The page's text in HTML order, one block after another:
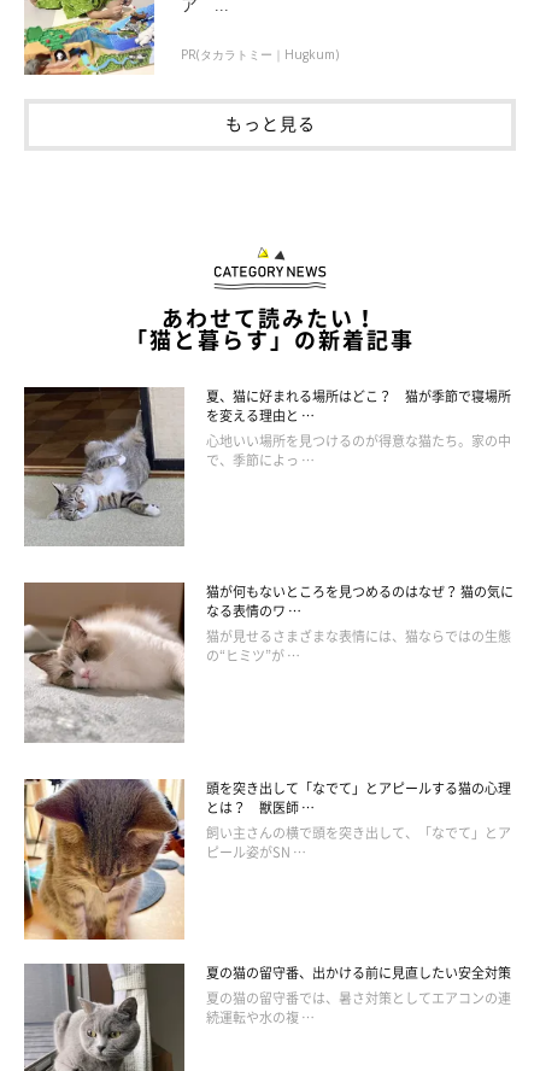
猫のおヒゲの感知機能は抜群！でも、好奇心に勝てない
猫のヒゲには、障害物を感知する機能があります。ヒゲは、鼻元
るか”確認することができます。しかし、実際のところは、ヒゲ
が当たって入れないと感知していても、好奇心が勝ってしまい、
無理をして突き進んでしまうのだとか。
猫のお腹のタプタプは、ほとんど“お飾り”かもしれない
「ルーズスキン」とも呼ばれる、タプタプした猫のお腹のお肉。
猫が歩くたびに揺れ、とても愛らしいですよね。この部位の正体
めのものともいわれますが、個体によってルーズ具合もまちまち
であり、本当に意味がある部位かどうか、実際のところは怪しい
のだそうです。
PR(タカラトミー｜Hugkum)
もっと見る
あわせて読みたい！
「猫と暮らす」の新着記事
夏、猫に好まれる場所はどこ？ 猫が季節で寝場所
を変える理由と …
心地いい場所を見つけるのが得意な猫たち。家の中
で、季節によっ …
猫が何もないところを見つめるのはなぜ？ 猫の気に
なる表情のワ …
猫が見せるさまざまな表情には、猫ならではの生態
の“ヒミツ”が …
頭を突き出して「なでて」とアピールする猫の心理
とは？ 獣医師 …
飼い主さんの横で頭を突き出して、「なでて」とア
ピール姿がSN …
夏の猫の留守番、出かける前に見直したい安全対策
夏の猫の留守番では、暑さ対策としてエアコンの連
続運転や水の複 …